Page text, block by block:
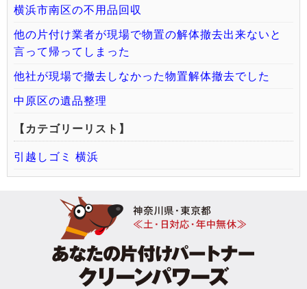
横浜市南区の不用品回収
他の片付け業者が現場で物置の解体撤去出来ないと
言って帰ってしまった
他社が現場で撤去しなかった物置解体撤去でした
中原区の遺品整理
【カテゴリーリスト】
引越しゴミ 横浜